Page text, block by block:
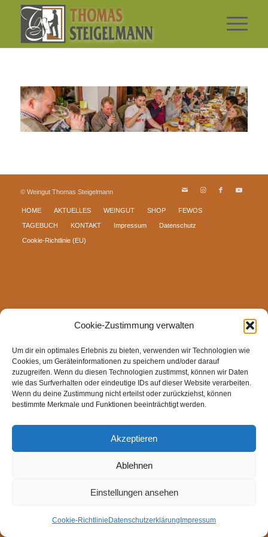
Cookie-Zustimmung verwalten
Um dir ein optimales Erlebnis zu bieten, verwenden wir Technologien wie
Cookies, um Geräteinformationen zu speichern und/oder darauf
zuzugreifen. Wenn du diesen Technologien zustimmst, können wir Daten
wie das Surfverhalten oder eindeutige IDs auf dieser Website verarbeiten.
Wenn du deine Zustimmung nicht erteilst oder zurückziehst, können
bestimmte Merkmale und Funktionen beeinträchtigt werden.
Akzeptieren
Ablehnen
Einstellungen ansehen
Cookie-Richtlinie Datenschutzerklärung Impressum
© Weingut Thomas Steigelmann
HOME AKTUELLES WEINGUT SHOP FEWOS
TAGEBUCH KONTAKT Impressum Datenschutz
Cookie-Richtlinie (EU)